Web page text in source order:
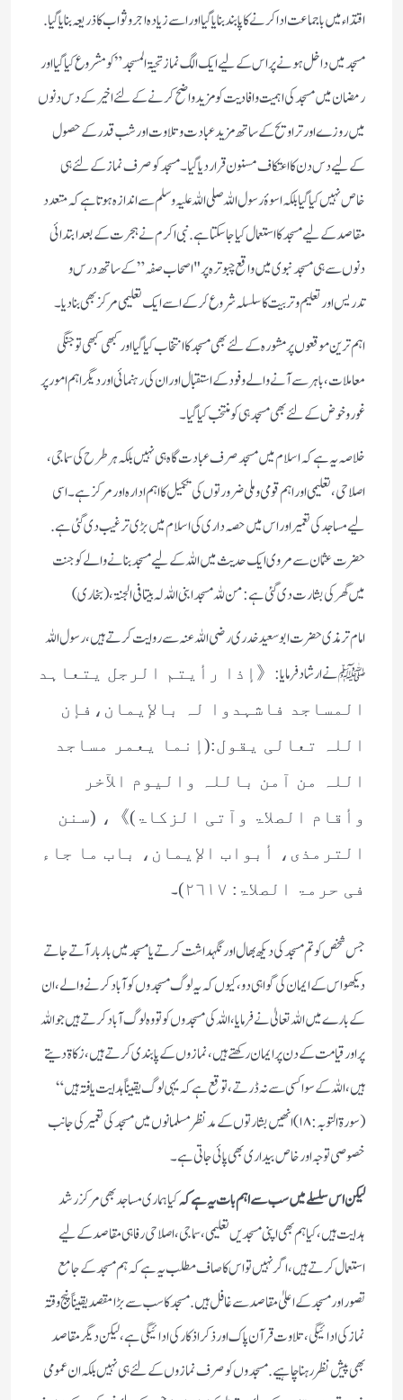
اقتداء میں باجماعت ادا کرنے کا پابند بنایا گیا اور اسے زیادہ اجر وثواب کا ذریعہ بنا یا گیا.
مسجد میں داخل ہونے پر اس کے لیے ایک الگ نماز تحیۃ المسجد ” کو مشروع کیا گیا اور
رمضان میں مسجد کی اہمیت و افادیت کو مزید واضح کرنے کے لئے اخیر کے دس دنوں
میں روزے اور تراویح کے ساتھ مزید عبادت و تلاوت اور شب قدر کے حصول
کے لیے دس دن کا اعتکاف مسنون قرار دیا گیا۔ مسجد کو صرف نماز کے لئے ہی
خاص نہیں کیا گیا بلکہ اسوۂ رسول اللہ صلی اللہ علیہ وسلم سے اندازہ ہوتا ہے کہ متعدد
مقاصد کے لیے مسجد کا استعمال کیا جاسکتا ہے. نبی اکرم نے ہجرت کے بعد ابتدائی
دنوں سے ہی مسجد نبوی میں واقع چبوترہ پر"اصحاب صفہ” کے ساتھ درس و
تدریس اور تعلیم و تربیت کا سلسلہ شروعکر کے اسے ایک تعلیمی مرکز بھی بنا دیا۔
اہم ترین موقعوں پر مشورہ کے لئے بھی مسجد کا انتخاب کیا گیا اور کبھی کبھی تو جنگی
معاملات ، باہر سے آنے والے وفود کے استقبال اور ان کی رہنمائی اور دیگر اہم امور پر
غور و خوض کے لئے بھی مسجد ہی کو منتخب کیا گیا۔
خلاصہ یہ ہے کہ اسلام میں مسجد صرف عبادت گاہ ہی نہیں بلکہ ہر طرح کی سماجی،
اصلاحی، تعلیمی اور اہم قومی وملی ضرورتوں کی تکمیل کا اہم ادارہ اور مرکز ہے ۔ اسی
لیے مساجد کی تعمیر اور اس میں حصہ داری کی اسلام میں بڑی ترغیب دی گئی ہے.
حضرت عثمان سے مروی ایک حدیث میں اللہ کے لیے مسجد بنانے والے کو جنت
میں گھر کی بشارت دی گئی ہے :من للہ مسجدا بنی اللہ لہ بیتا فی الجنۃ ،(بخاری)
امام ترمذی حضرت ابو سعید خدری رضی اللہ عنہ سے روایت کرتے ہیں، رسول اللہ
ﷺ نے ارشاد فرمایا: 《إذا رأیتم الرجل یتعاہد
المساجد فاشہدوا لہ بالإیمان،فإن
اللہ تعالی یقول:(إنما یعمر مساجد
اللہ من آمن باللہ والیوم الآخر
وأقام الصلاۃ وآتی الزکاۃ)》، (سنن
الترمذی، أبواب الإیمان، باب ما جاء
فی حرمۃ الصلاۃ: ٢٦١٧)
۔
جس شخص کو تم مسجد کی دیکھ بھال اور نگہداشت کرتے یا مسجد میں بار بار آ تے جاتے
دیکھو اس کے ایمان کی گواہی دو، کیوں کہ یہ لوگ مسجدوں کو آباد کرنے والے، ان
کے بارے میں اللہ تعالیٰ نے فرمایا ،اللہ کی مسجدوں کو تو وہ لوگ آباد کرتے ہیں جو اللہ
پر اور قیامت کے دن پر ایمان رکھتے ہیں، نمازوں کے پابندی کرتے ہیں، زکاۃ دیتے
ہیں، اللہ کے سوا کسی سے نہ ڈرتے، توقع ہے کہ یہی لوگ یقیناً ہدایت یافتہ ہیں“
(سورۃ التوبہ: ۱۸)
انھیں بشارتوں کے مدنظر مسلمانوں میں مسجد کی تعمیر کی جانب
خصوصی توجہ اور خاص بیداری بھی پائی جاتی ہے۔
لیکن اس سلسلے میں سب سے اہم بات یہ ہے کہکیا ہماری مساجد بھی مرکز رشد
ہدایت ہیں، کیا ہم بھی اپنی مسجدیں تعلیمی، سماجی ،اصلاحی رفاہی مقاصد کے لیے
استعمال کرتے ہیں، اگر نہیں تو اس کا صاف مطلب یہ ہے کہ ہم مسجد کے جامع
تصور اور مسجد کے اعلیٰ مقاصد سے غافل ہیں. مسجد کا سب سے بڑا مقصد یقیناً پنج وقتہ
نماز کی ادائیگی، تلاوت قرآن پاک اور ذکر اذکار کی ادائیگی ہے، لیکن دیگر مقاصد
بھی پیش نظر رہنا چاہیے. مسجدوں کو صرف نمازوں کے لئے ہی نہیں بلکہ ان عمومی